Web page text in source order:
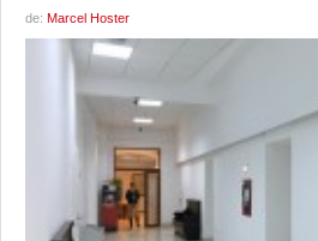
de: Marcel Hoster